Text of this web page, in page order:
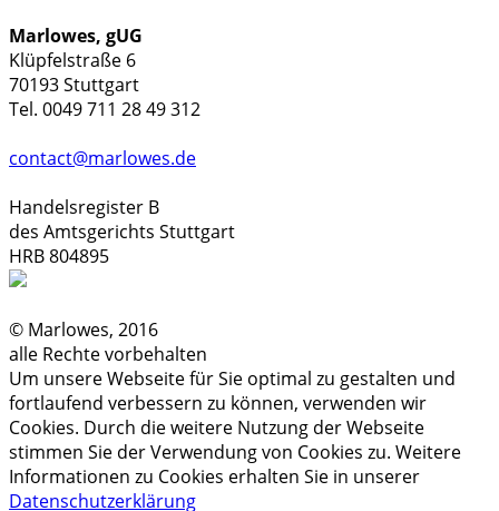
Marlowes, gUG
Klüpfelstraße 6
70193 Stuttgart
Tel. 0049 711 28 49 312
contact@marlowes.de
Handelsregister B
des Amtsgerichts Stuttgart
HRB 804895
© Marlowes, 2016
alle Rechte vorbehalten
Um unsere Webseite für Sie optimal zu gestalten und
fortlaufend verbessern zu können, verwenden wir
Cookies. Durch die weitere Nutzung der Webseite
stimmen Sie der Verwendung von Cookies zu. Weitere
Informationen zu Cookies erhalten Sie in unserer
Datenschutzerklärung